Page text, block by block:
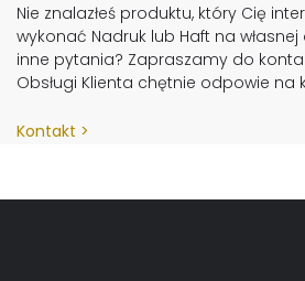
Nie znalazłeś produktu, który Cię
wykonać Nadruk lub Haft na własnej
inne pytania? Zapraszamy do
Obsługi Klienta chętnie odpowie na
Kontakt